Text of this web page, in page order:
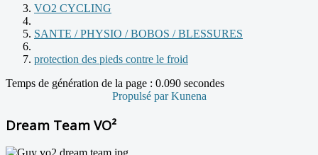
VO2 CYCLING
SANTE / PHYSIO / BOBOS / BLESSURES
protection des pieds contre le froid
Temps de génération de la page : 0.090 secondes
Propulsé parKunena
Dream Team VO²